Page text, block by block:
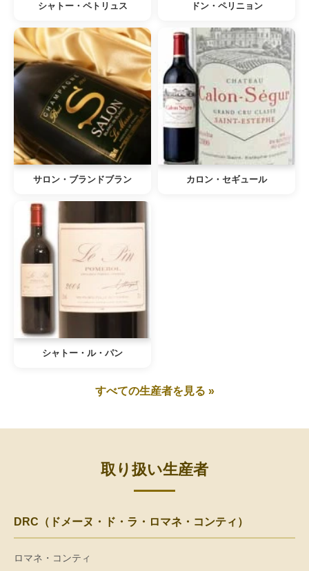
シャトー・ペトリュス ドン・ペリニョン
サロン・ブランドブラン カロン・セギュール
シャトー・ル・パン
すべての生産者を見る »
取り扱い生産者
DRC（ドメーヌ・ド・ラ・ロマネ・コンティ）
ロマネ・コンティ